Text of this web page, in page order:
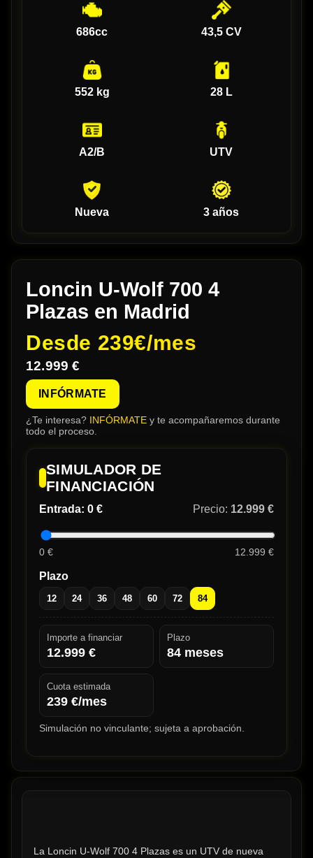
686cc 43,5 CV
552 kg 28 L
A2/B UTV
Nueva 3 años
Loncin U-Wolf 700 4
Plazas en Madrid
Desde 239€/mes
12.999 €
INFÓRMATE
¿Te interesa? INFÓRMATE y te acompañaremos durante
todo el proceso.
SIMULADOR DE
FINANCIACIÓN
Entrada: 0 € Precio: 12.999 €
0 € 12.999 €
Plazo
12 24 36 48 60 72 84
Importe a financiar
12.999 €
Plazo
84 meses
Cuota estimada
239 €/mes
Simulación no vinculante; sujeta a aprobación.
La Loncin U-Wolf 700 4 Plazas es un UTV de nueva